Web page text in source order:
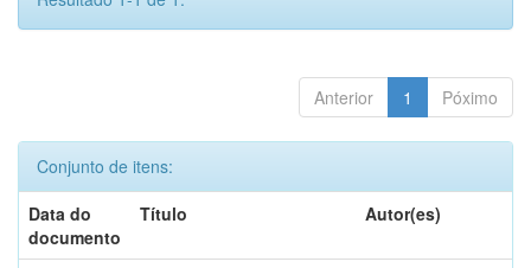
Anterior 1 Póximo
Conjunto de itens:
Data do
documento
Título Autor(es)